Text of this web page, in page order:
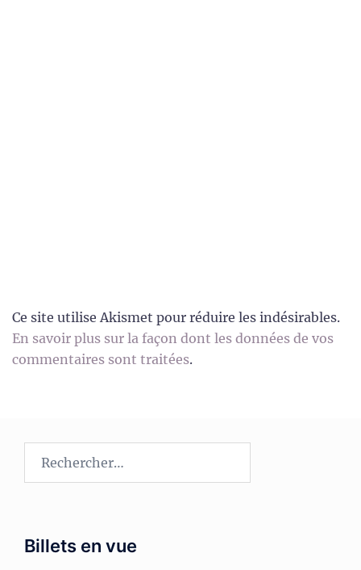
Ce site utilise Akismet pour réduire les indésirables.
En savoir plus sur la façon dont les données de vos
commentaires sont traitées.
Billets en vue